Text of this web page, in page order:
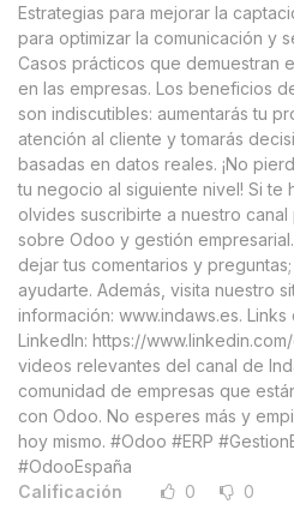
Estrategias para mejorar la
para optimizar la comunicación y
Casos prácticos que demuestran
en las empresas. Los beneficios
son indiscutibles: aumentarás tu
atención al cliente y tomarás
basadas en datos reales. ¡No
tu negocio al siguiente nivel! Si te
olvides suscribirte a nuestro
sobre Odoo y gestión
dejar tus comentarios y
ayudarte. Además, visita nuestro
información: www.indaws.es.
LinkedIn: https://
videos relevantes del canal de
comunidad de empresas que
con Odoo. No esperes más y
hoy mismo. #Odoo #ERP
#OdooEspaña
Calificación
0 0